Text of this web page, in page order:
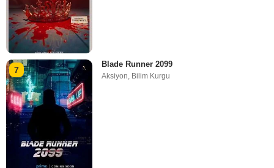
7
Blade Runner 2099
Aksiyon, Bilim Kurgu